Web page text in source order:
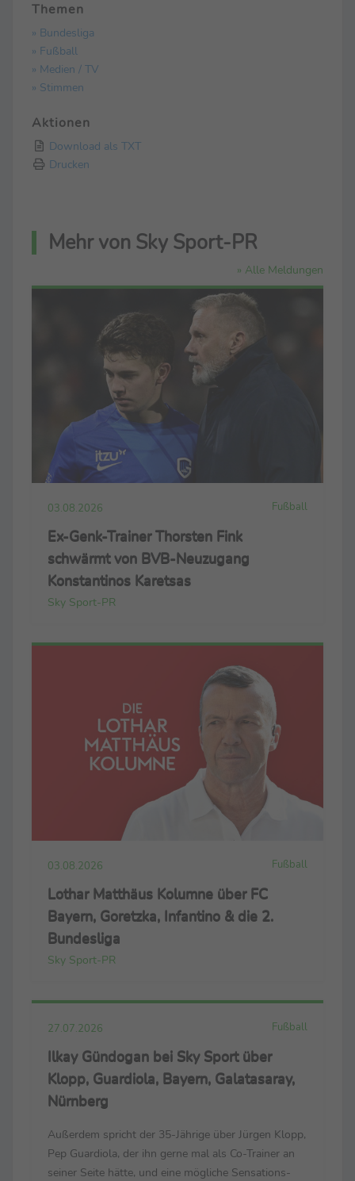
Themen
» Bundesliga
» Fußball
» Medien / TV
» Stimmen
Aktionen
Download als TXT
Drucken
Mehr von Sky Sport-PR
» Alle Meldungen
03.08.2026 Fußball
Ex-Genk-Trainer Thorsten Fink
schwärmt von BVB-Neuzugang
Konstantinos Karetsas
Sky Sport-PR
03.08.2026 Fußball
Lothar Matthäus Kolumne über FC
Bayern, Goretzka, Infantino & die 2.
Bundesliga
Sky Sport-PR
27.07.2026 Fußball
Ilkay Gündogan bei Sky Sport über
Klopp, Guardiola, Bayern, Galatasaray,
Nürnberg
Außerdem spricht der 35-Jährige über Jürgen Klopp,
Pep Guardiola, der ihn gerne mal als Co-Trainer an
seiner Seite hätte, und eine mögliche Sensations-